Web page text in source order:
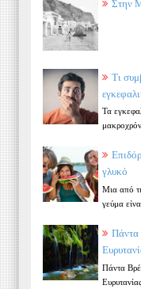
Τι
Τα
γλυκό
Μια από
γεύμα
Πάντα
Πάντα